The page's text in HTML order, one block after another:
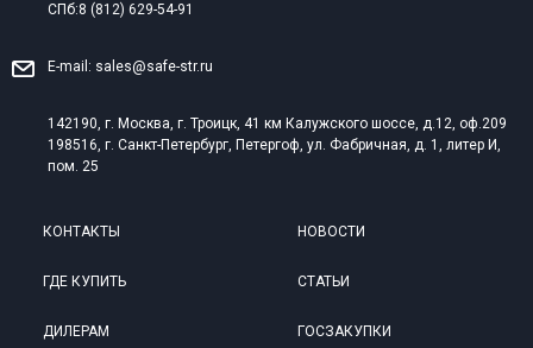
СПб:8 (812) 629-54-91
E-mail: sales@safe-str.ru
142190, г. Москва, г. Троицк, 41 км Калужского шоссе, д.12, оф.209
198516, г. Санкт-Петербург, Петергоф, ул. Фабричная, д. 1, литер И,
пом. 25
КОНТАКТЫ
ГДЕ КУПИТЬ
ДИЛЕРАМ
НОВОСТИ
СТАТЬИ
ГОСЗАКУПКИ